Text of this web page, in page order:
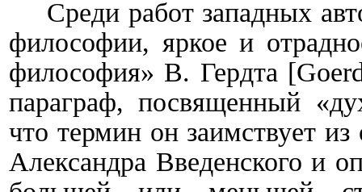
Среди работзападных
философии, яркое и
философия» В. Гердта [
параграф, посвященный
что термин он заимствует
Александра Введенского и